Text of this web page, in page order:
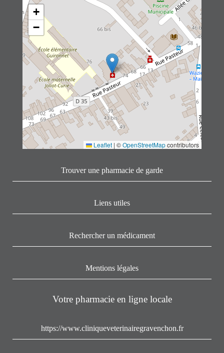
+
−
Leaflet | ©OpenStreetMapcontributors
Trouver une pharmacie de garde
Liens utiles
Rechercher un médicament
Mentions légales
Votre pharmacie en ligne locale
https://www.cliniqueveterinairegravenchon.fr